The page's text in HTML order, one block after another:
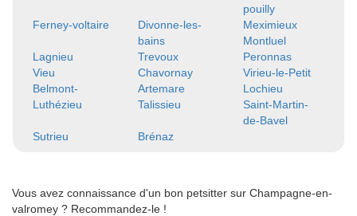
pouilly
Ferney-voltaire
Divonne-les-
bains
Meximieux
Montluel
Lagnieu
Trevoux
Peronnas
Vieu
Chavornay
Virieu-le-Petit
Belmont-
Luthézieu
Artemare
Lochieu
Talissieu
Saint-Martin-
de-Bavel
Sutrieu
Brénaz
Vous avez connaissance d'un bon petsitter sur Champagne-en-
valromey ? Recommandez-le !